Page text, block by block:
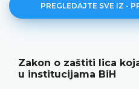
PREGLEDAJTE SVE IZ -
Zakon o zaštiti lica
u institucijama BiH